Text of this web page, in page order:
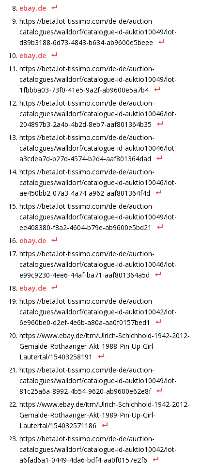
ebay.de
https://beta.lot-tissimo.com/de-de/auction-
catalogues/walldorf/catalogue-id-auktio10049/lot-
d89b3188-6d73-4843-b634-ab9600e5beee
ebay.de
https://beta.lot-tissimo.com/de-de/auction-
catalogues/walldorf/catalogue-id-auktio10049/lot-
1fbbba03-73f0-41e5-9a2f-ab9600e5a7b4
https://beta.lot-tissimo.com/de-de/auction-
catalogues/walldorf/catalogue-id-auktio10046/lot-
204897b3-2a4b-4b2d-8eb7-aaf801364b35
https://beta.lot-tissimo.com/de-de/auction-
catalogues/walldorf/catalogue-id-auktio10046/lot-
a3cdea7d-b27d-4574-b2d4-aaf801364dad
https://beta.lot-tissimo.com/de-de/auction-
catalogues/walldorf/catalogue-id-auktio10046/lot-
ae450bb2-07a3-4a74-a962-aaf801364f4d
https://beta.lot-tissimo.com/de-de/auction-
catalogues/walldorf/catalogue-id-auktio10049/lot-
ee408380-f8a2-4604-b79e-ab9600e5bd21
ebay.de
https://beta.lot-tissimo.com/de-de/auction-
catalogues/walldorf/catalogue-id-auktio10046/lot-
e99c9230-4ee6-44af-ba71-aaf801364a5d
ebay.de
https://beta.lot-tissimo.com/de-de/auction-
catalogues/walldorf/catalogue-id-auktio10042/lot-
6e960be0-d2ef-4e6b-a80a-aa0f0157bed1
https://www.ebay.de/itm/Ulrich-Schichhold-1942-2012-
Gemalde-Rothaariger-Akt-1988-Pin-Up-Girl-
Lautertal/15403258191
https://beta.lot-tissimo.com/de-de/auction-
catalogues/walldorf/catalogue-id-auktio10049/lot-
81c25a6a-8992-4b54-9620-ab9600e62e8f
https://www.ebay.de/itm/Ulrich-Schichhold-1942-2012-
Gemalde-Rothaariger-Akt-1989-Pin-Up-Girl-
Lautertal/154032571186
https://beta.lot-tissimo.com/de-de/auction-
catalogues/walldorf/catalogue-id-auktio10042/lot-
a6fad6a1-0449-4da6-bdf4-aa0f0157e2f6